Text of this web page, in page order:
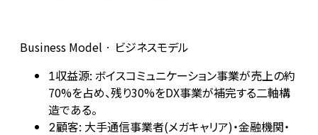
Business Model · ビジネスモデル
1収益源: ボイスコミュニケーション事業が売上の約
70%を占め、残り30%をDX事業が補完する二軸構
造である。
2顧客: 大手通信事業者(メガキャリア)・金融機関・